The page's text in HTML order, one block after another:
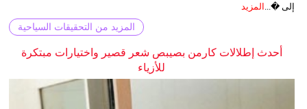
إلى �... المزيد
المزيد من التحقيقات السياحية
أحدث إطلالات كارمن بصيبص شعر قصير واختيارات مبتكرة
للأزياء